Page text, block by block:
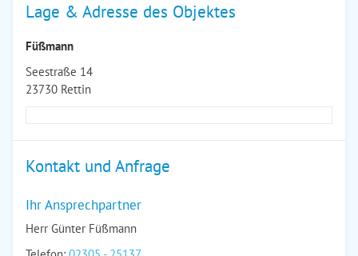
Lage & Adresse des Objektes
Füßmann
Seestraße 14
23730 Rettin
Kontakt und Anfrage
Ihr Ansprechpartner
Herr Günter Füßmann